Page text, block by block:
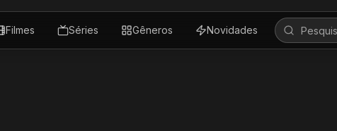
Filmes Séries Gêneros Novidades